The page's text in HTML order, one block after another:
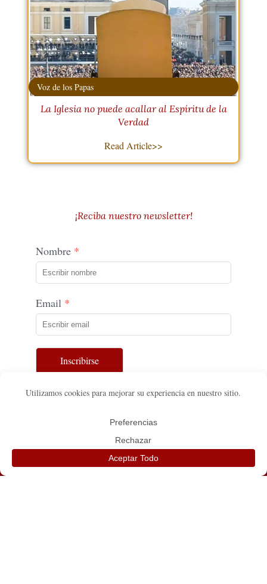
Voz de los Papas
La Iglesia no puede acallar al Espíritu de la
Verdad
Read Article>>
¡Reciba nuestro newsletter!
Nombre
Email
Inscribirse